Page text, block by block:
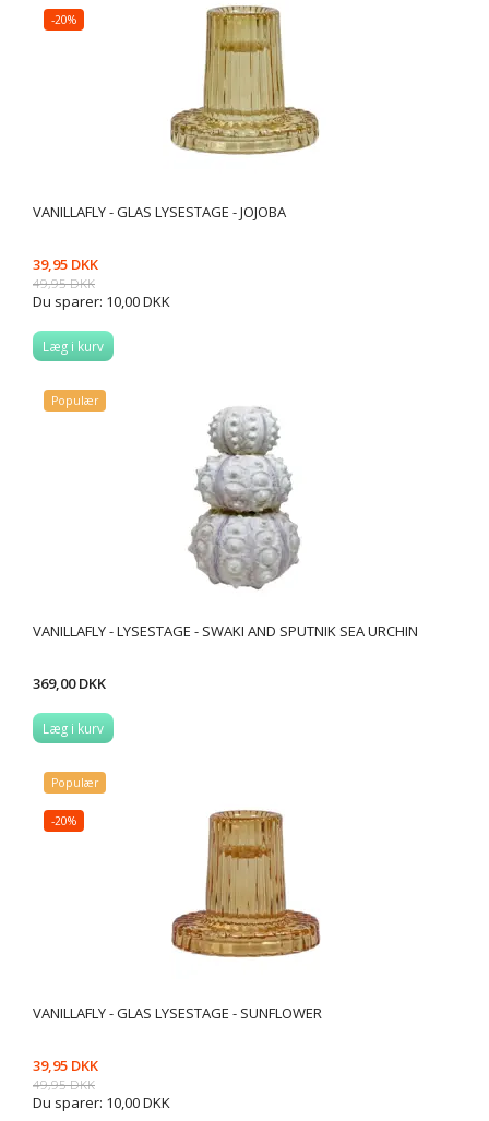
-20%
VANILLAFLY - GLAS LYSESTAGE - JOJOBA
39,95 DKK
49,95 DKK
Du sparer: 10,00 DKK
Læg i kurv
Populær
VANILLAFLY - LYSESTAGE - SWAKI AND SPUTNIK SEA URCHIN
369,00 DKK
Læg i kurv
Populær
-20%
VANILLAFLY - GLAS LYSESTAGE - SUNFLOWER
39,95 DKK
49,95 DKK
Du sparer: 10,00 DKK